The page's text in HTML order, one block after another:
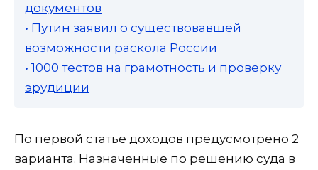
документов
• Путин заявил о существовавшей
возможности раскола России
• 1000 тестов на грамотность и проверку
эрудиции
По первой статье доходов предусмотрено 2
варианта. Назначенные по решению суда в